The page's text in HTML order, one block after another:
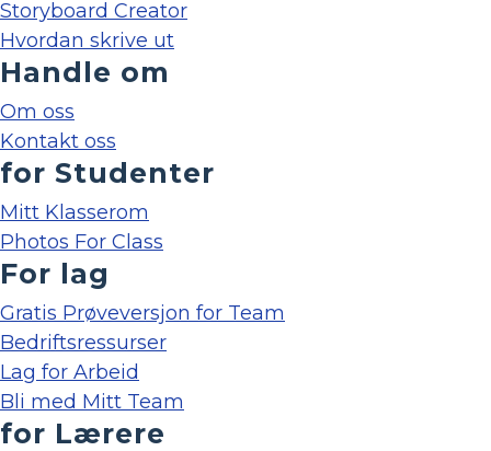
Storyboard Creator
Hvordan skrive ut
Handle om
Om oss
Kontakt oss
for Studenter
Mitt Klasserom
Photos For Class
For lag
Gratis Prøveversjon for Team
Bedriftsressurser
Lag for Arbeid
Bli med Mitt Team
for Lærere